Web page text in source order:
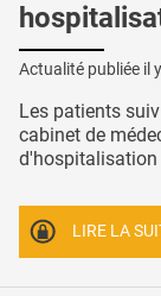
Actualité publiée il
Les patients
cabinet de
d'hospitalisation
LIRE LA